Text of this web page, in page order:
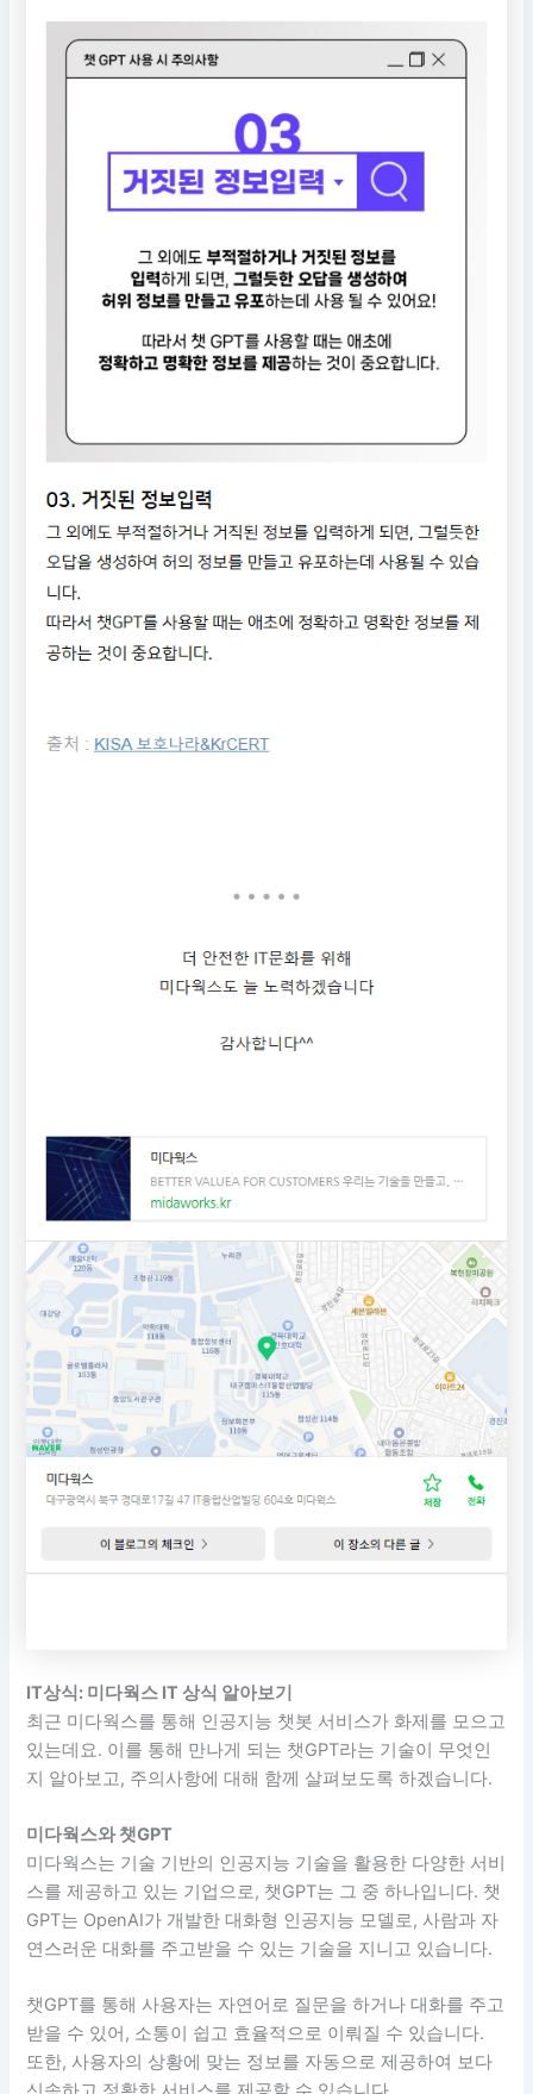
IT상식: 미다웍스 IT 상식 알아보기
최근 미다웍스를 통해 인공지능 챗봇 서비스가 화제를 모으고
있는데요. 이를 통해 만나게 되는 챗GPT라는 기술이 무엇인
지 알아보고, 주의사항에 대해 함께 살펴보도록 하겠습니다.
미다웍스와 챗GPT
미다웍스는 기술 기반의 인공지능 기술을 활용한 다양한 서비
스를 제공하고 있는 기업으로, 챗GPT는 그 중 하나입니다. 챗
GPT는 OpenAI가 개발한 대화형 인공지능 모델로, 사람과 자
연스러운 대화를 주고받을 수 있는 기술을 지니고 있습니다.
챗GPT를 통해 사용자는 자연어로 질문을 하거나 대화를 주고
받을 수 있어, 소통이 쉽고 효율적으로 이뤄질 수 있습니다.
또한, 사용자의 상황에 맞는 정보를 자동으로 제공하여 보다